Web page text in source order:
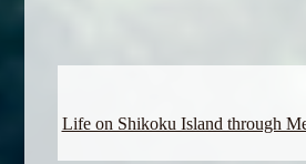
Life on Shikoku Island through